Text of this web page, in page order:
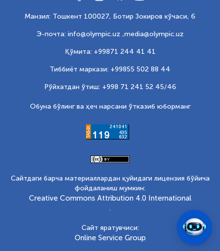
Манзил: Тошкент 100027, Ботир Зокиров кўчаси, 6
Э-почта: info@olympic.uz ,media@olympic.uz
Қўмита: +99871 244 41 41
Тиббиёт маркази: +99855 502 88 44
Рўйхатдан ўтиш: +998 71 241 52 45/46
Обуна бўлинг ва ҳеч нарсани ўтказиб юборманг
Сайтдаги барча материаллардан қуйидаги лицензия бўйича
фойдаланиш мумкин:
Creative Commons Attribution 4.0 International
.
Сайт яратувчиси:
Online Service Group